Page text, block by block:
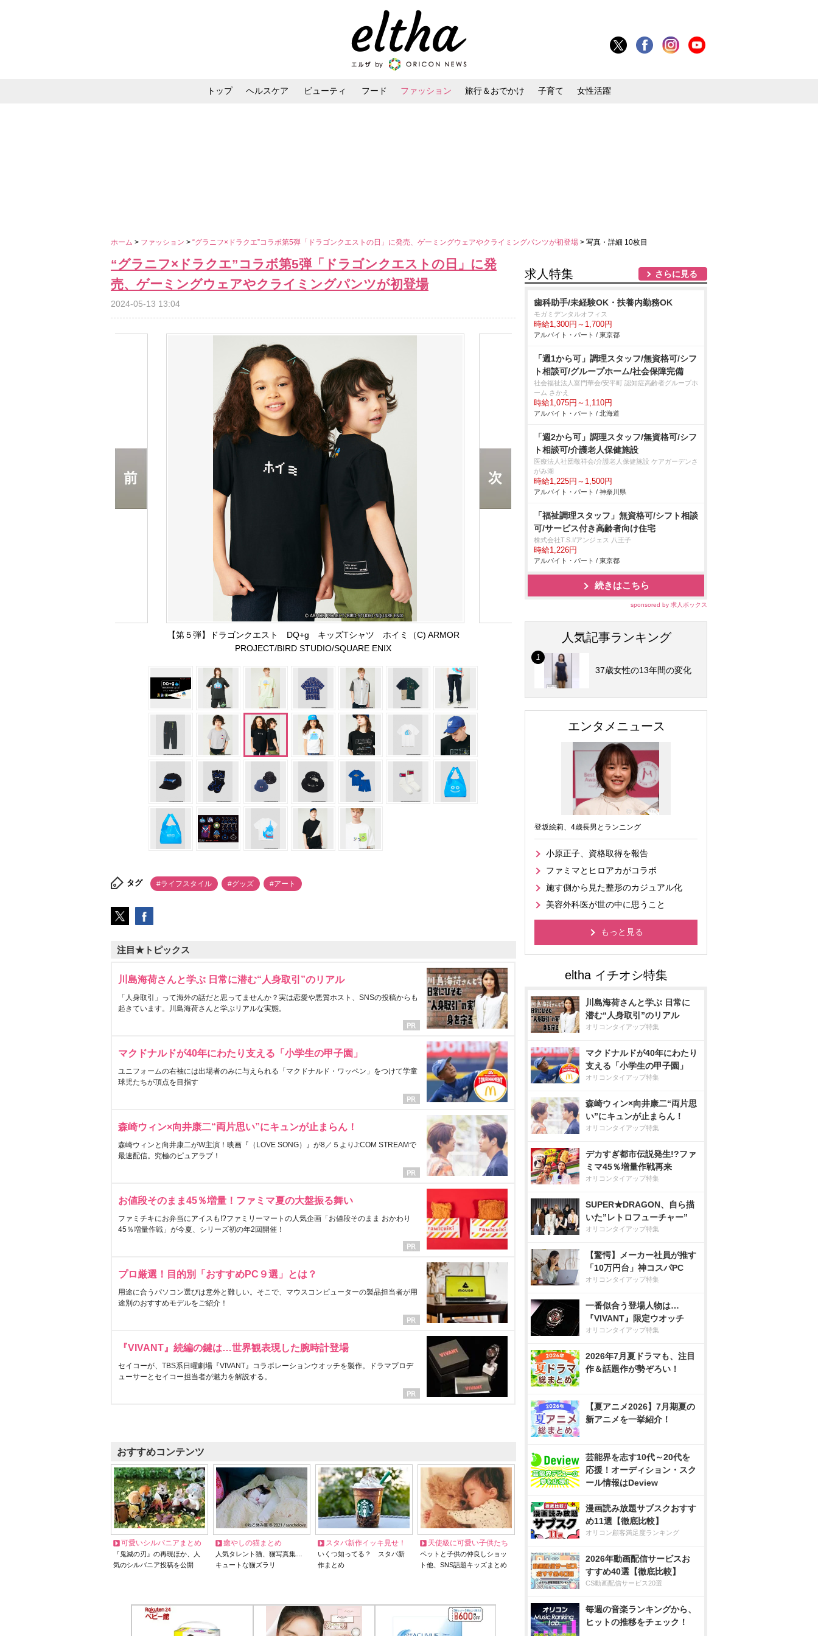
トップ ヘルスケア ビューティ フード ファッション 旅行＆おでかけ 子育て 女性活躍
ホーム > ファッション > “グラニフ×ドラクエ”コラボ第5弾「ドラゴンクエストの日」に発売、ゲーミングウェアやクライミングパンツが初登場 > 写真・詳細 10枚目
“グラニフ×ドラクエ”コラボ第5弾「ドラゴンクエストの日」に発
売、ゲーミングウェアやクライミングパンツが初登場
2024-05-13 13:04
【第５弾】ドラゴンクエスト DQ+g キッズTシャツ ホイミ（C) ARMOR
PROJECT/BIRD STUDIO/SQUARE ENIX
タグ #ライフスタイル #グッズ #アート
注目★トピックス
川島海荷さんと学ぶ 日常に潜む“人身取引”のリアル
「人身取引」って海外の話だと思ってませんか？実は恋愛や悪質ホスト、SNSの投稿からも
起きています。川島海荷さんと学ぶリアルな実態。
マクドナルドが40年にわたり支える「小学生の甲子園」
ユニフォームの右袖には出場者のみに与えられる「マクドナルド・ワッペン」をつけて学童
球児たちが頂点を目指す
森崎ウィン×向井康二“両片思い”にキュンが止まらん！
森崎ウィンと向井康二がW主演！映画『（LOVE SONG）』が8／５よりJ:COM STREAMで
最速配信。究極のピュアラブ！
お値段そのまま45％増量！ファミマ夏の大盤振る舞い
ファミチキにお弁当にアイスも!?ファミリーマートの人気企画「お値段そのまま おかわり
45％増量作戦」が今夏、シリーズ初の年2回開催！
プロ厳選！目的別「おすすめPC９選」とは？
用途に合うパソコン選びは意外と難しい。そこで、マウスコンピューターの製品担当者が用
途別のおすすめモデルをご紹介！
『VIVANT』続編の鍵は…世界観表現した腕時計登場
セイコーが、TBS系日曜劇場『VIVANT』コラボレーションウオッチを製作。ドラマプロデ
ューサーとセイコー担当者が魅力を解説する。
おすすめコンテンツ
可愛いシルバニアまとめ
『鬼滅の刃』の再現ほか、人
気のシルバニア投稿を公開
癒やしの猫まとめ
人気タレント猫、猫写真集…
キュートな猫ズラリ
スタバ新作イッキ見せ！
いくつ知ってる？ スタバ新
作まとめ
天使級に可愛い子供たち
ペットと子供の仲良しショッ
ト他、SNS話題キッズまとめ
求人特集 さらに見る
歯科助手/未経験OK・扶養内勤務OK
モガミデンタルオフィス
時給1,300円～1,700円
アルバイト・パート / 東京都
「週1から可」調理スタッフ/無資格可/シフ
ト相談可/グループホーム/社会保障完備
社会福祉法人富門華会/安平町 認知症高齢者グループホ
ーム さかえ
時給1,075円～1,110円
アルバイト・パート / 北海道
「週2から可」調理スタッフ/無資格可/シフ
ト相談可/介護老人保健施設
医療法人社団敬祥会/介護老人保健施設 ケアガーデンさ
がみ湖
時給1,225円～1,500円
アルバイト・パート / 神奈川県
「福祉調理スタッフ」無資格可/シフト相談
可/サービス付き高齢者向け住宅
株式会社T.S.I/アンジェス 八王子
時給1,226円
アルバイト・パート / 東京都
続きはこちら
sponsored by 求人ボックス
人気記事ランキング
37歳女性の13年間の変化
エンタメニュース
登坂絵莉、4歳長男とランニング
小原正子、資格取得を報告
ファミマとヒロアカがコラボ
施す側から見た整形のカジュアル化
美容外科医が世の中に思うこと
もっと見る
川島海荷さんと学ぶ 日常に
潜む“人身取引”のリアル
オリコンタイアップ特集
マクドナルドが40年にわたり
支える「小学生の甲子園」
オリコンタイアップ特集
森崎ウィン×向井康二“両片思
い”にキュンが止まらん！
オリコンタイアップ特集
デカすぎ都市伝説発生!?ファ
ミマ45％増量作戦再来
オリコンタイアップ特集
SUPER★DRAGON、自ら描
いた”レトロフューチャー”
オリコンタイアップ特集
【驚愕】メーカー社員が推す
「10万円台」神コスパPC
オリコンタイアップ特集
一番似合う登場人物は…
『VIVANT』限定ウオッチ
オリコンタイアップ特集
2026年7月夏ドラマも、注目
作＆話題作が勢ぞろい！
【夏アニメ2026】7月期夏の
新アニメを一挙紹介！
芸能界を志す10代～20代を
応援！オーディション・スク
ール情報はDeview
漫画読み放題サブスクおすす
め11選【徹底比較】
オリコン顧客満足度ランキング
2026年動画配信サービスお
すすめ40選【徹底比較】
CS動画配信サービス20選
毎週の音楽ランキングから、
ヒットの推移をチェック！